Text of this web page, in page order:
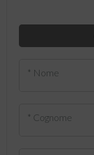
* Nome
* Cognome